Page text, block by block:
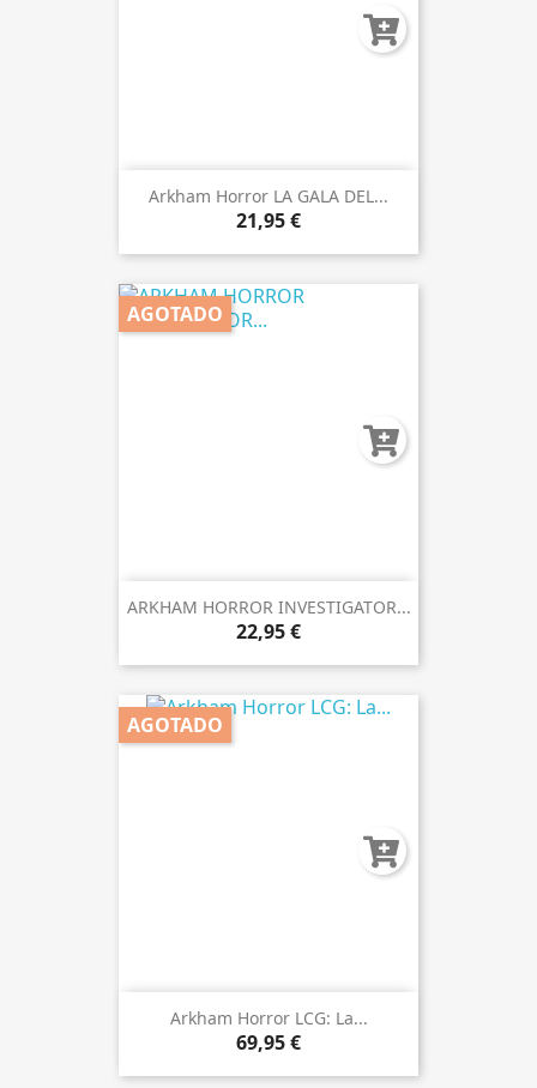
Arkham Horror LA GALA DEL...
21,95 €
ARKHAM HORROR INVESTIGATOR...
22,95 €
AGOTADO
Arkham Horror LCG: La...
69,95 €
AGOTADO